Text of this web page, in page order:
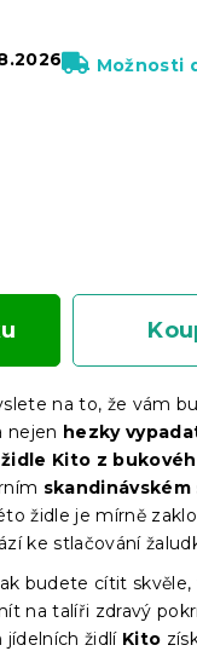
Možnosti
na to, že vám
nejen hezky
Kito z
skandinávském
židle je mírně
ke stlačování
budete cítit skvěle,
na talíři zdravý
židlí Kito